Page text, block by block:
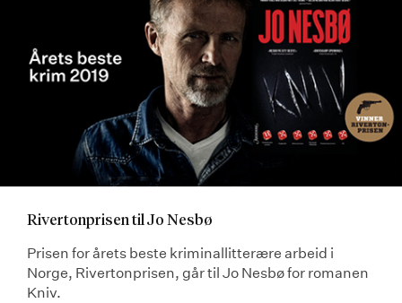
Rivertonprisen til Jo Nesbø
Prisen for årets beste kriminallitterære arbeid i
Norge, Rivertonprisen, går til Jo Nesbø for romanen
Kniv.